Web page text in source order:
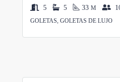
5 5 33 M
GOLETAS, GOLETAS DE LUJO